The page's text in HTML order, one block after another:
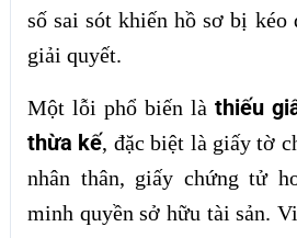
số sai sót khiến hồ sơ bị kéo
giải quyết.
Một lỗi phổ biến là thiếu
thừa kế, đặc biệt là giấy tờ
nhân thân, giấy chứng tử
minh quyền sở hữu tài sản.